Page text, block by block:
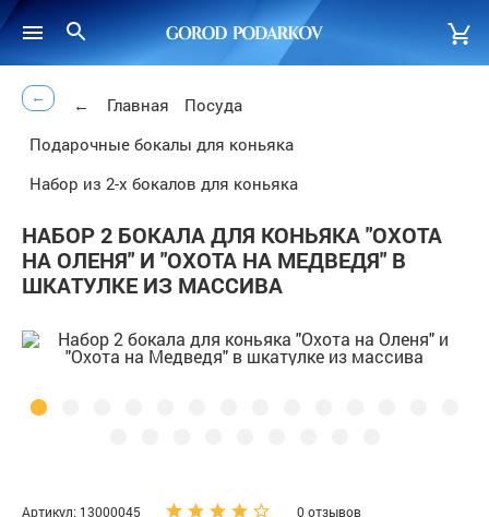
← ← Главная
Посуда
Подарочные бокалы для коньяка
Набор из 2-х бокалов для коньяка
НАБОР 2 БОКАЛА ДЛЯ КОНЬЯКА "ОХОТА
НА ОЛЕНЯ" И "ОХОТА НА МЕДВЕДЯ" В
ШКАТУЛКЕ ИЗ МАССИВА
Артикул: 13000045 0 отзывов